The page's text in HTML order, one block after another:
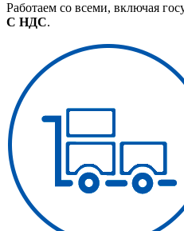
Работаем со всеми, включая
С НДС.